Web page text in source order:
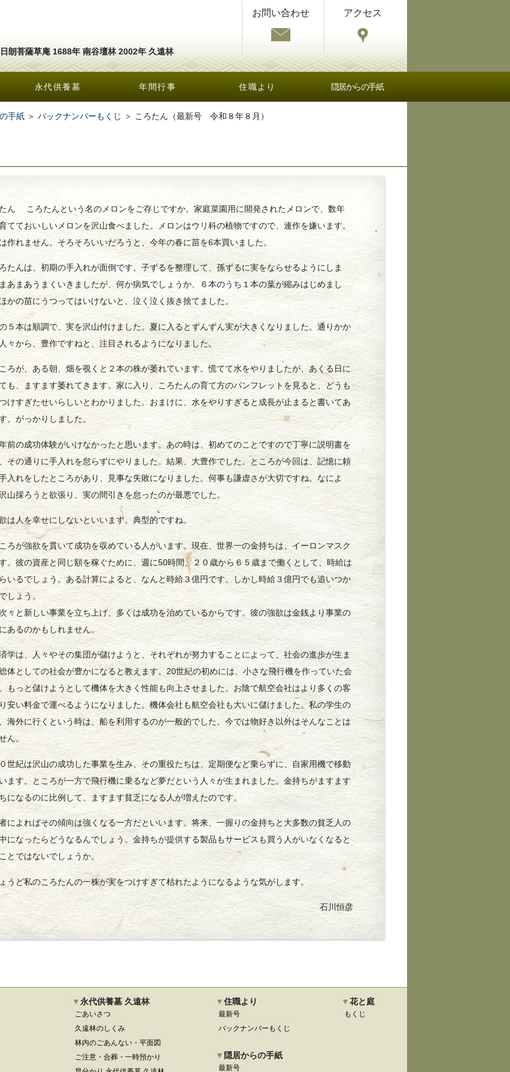
朗菩薩草庵 1688年 南谷壇林 2002年 久遠林
お問い合わせ アクセス
永代供養墓 年間行事 住職より 隠居からの手紙
手紙＞ バックナンバーもくじ ＞ ころたん（最新号 令和８年８月）
ん ころたんという名のメロンをご存じですか。家庭菜園用に開発されたメロンで、数年
てておいしいメロンを沢山食べました。メロンはウリ科の植物ですので、連作を嫌います。
作れません。そろそろいいだろうと、今年の春に苗を6本買いました。
んは、初期の手入れが面倒です。子ずるを整理して、孫ずるに実をならせるようにしま
あまあうまくいきましたが、何か病気でしょうか、６本のうち１本の葉が縮みはじめまし
かの苗にうつってはいけないと、泣く泣く抜き捨てました。
５本は順調で、実を沢山付けました。夏に入るとずんずん実が大きくなりました。通りかか
々から、豊作ですねと、注目されるようになりました。
が、ある朝、畑を覗くと２本の株が萎れています。慌てて水をやりましたが、あくる日に
も、ますます萎れてきます。家に入り、ころたんの育て方のパンフレットを見ると、どうも
けすぎたせいらしいとわかりました。おまけに、水をやりすぎると成長が止まると書いてあ
。がっかりしました。
の成功体験がいけなかったと思います。あの時は、初めてのことですので丁寧に説明書を
その通りに手入れを怠らずにやりました。結果、大豊作でした。ところが今回は、記憶に頼
入れをしたところがあり、見事な失敗になりました。何事も謙虚さが大切ですね。なによ
山採ろうと欲張り、実の間引きを怠ったのが最悪でした。
人を幸せにしないといいます。典型的ですね。
が強欲を貫いて成功を収めている人がいます。現在、世界一の金持ちは、イーロンマスク
。彼の資産と同じ額を稼ぐために、週に50時間、２０歳から６５歳まで働くとして、時給は
いるでしょう。ある計算によると、なんと時給３億円です。しかし時給３億円でも追いつか
しょう。
々と新しい事業を立ち上げ、多くは成功を治めているからです。彼の強欲は金銭より事業の
あるのかもしれません。
は、人々やその集団が儲けようと、それぞれが努力することによって、社会の進歩が生ま
体としての社会が豊かになると教えます。20世紀の初めには、小さな飛行機を作っていた会
もっと儲けようとして機体を大きく性能も向上させました。お陰で航空会社はより多くの客
安い料金で運べるようになりました。機体会社も航空会社も大いに儲けました。私の学生の
海外に行くという時は、船を利用するのが一般的でした。今では物好き以外はそんなことは
ん。
紀は沢山の成功した事業を生み、その重役たちは、定期便など乗らずに、自家用機で移動
ます。ところが一方で飛行機に乗るなど夢だという人々が生まれました。金持ちがますます
になるのに比例して、ますます貧乏になる人が増えたのです。
によればその傾向は強くなる一方だといいます。将来、一握りの金持ちと大多数の貧乏人の
になったらどうなるんでしょう。金持ちが提供する製品もサービスも買う人がいなくなると
とではないでしょうか。
ど私のころたんの一株が実をつけすぎて枯れたようになるような気がします。
石川恒彦
永代供養墓 久遠林
ごあいさつ
久遠林のしくみ
林内のごあんない・平面図
ご注意・合葬・一時預かり
住職より
最新号
バックナンバーもくじ
隠居からの手紙
最新号
花と庭
もくじ